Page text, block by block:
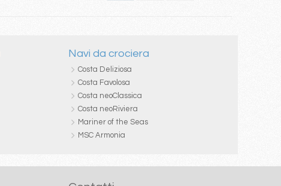
Navi da crociera
Costa Deliziosa
Costa Favolosa
Costa neoClassica
Costa neoRiviera
Mariner of the Seas
MSC Armonia